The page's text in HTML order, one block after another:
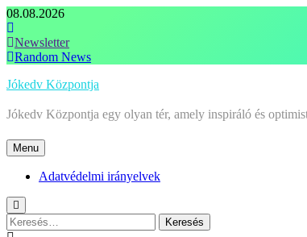
Skip
to
content
08.08.2026
Newsletter
Random News
Jókedv Központja
Jókedv Központja egy olyan tér, amely inspiráló és
Menu
Adatvédelmi irányelvek
Keresés: